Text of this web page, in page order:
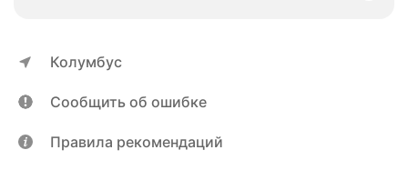
Колумбус
Сообщить об ошибке
Правила рекомендаций